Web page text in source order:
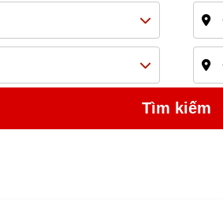
Tìm kiếm